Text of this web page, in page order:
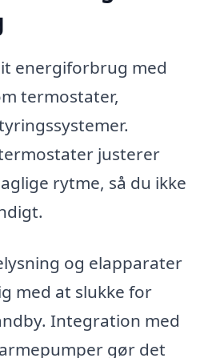
energiforbrug med
termostater,
justerer
rytme, så du ikke
og elapparater
med at slukke for
Integration med
gør det